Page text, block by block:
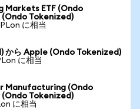
Markets ETF (Ondo
(Ondo Tokenized)
に相当
から Apple (Ondo Tokenized)
に相当
Manufacturing (Ondo
(Ondo Tokenized)
に相当